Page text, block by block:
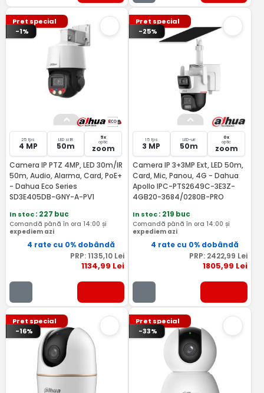
Pret special
-1%
25 fps
4 MP
LED si IR
50m
5x
optic
zoom
Camera IP PTZ 4MP, LED 30m/IR
50m, Audio, Alarma, Card, PoE+
- Dahua Eco Series
SD3E405DB-GNY-A-PV1
In stoc: 227 buc
Comandă până în ora 14:00 și
expediem azi
4 rate cu 0% dobândă
PRP: 1135,10Lei
1134,99 Lei
Pret special
-25%
15 fps
3 MP
LED-uri
50m
0x
optic
zoom
Camera IP 3+3MP Ext, LED 50m,
Card, Mic, Panou, 4G - Dahua
Apollo IPC-PTS2649C-3E3Z-
4GB20-3684/0280B-PRO
In stoc: 219 buc
Comandă până în ora 14:00 și
expediem azi
4 rate cu 0% dobândă
PRP: 2422,99 Lei
1805,99 Lei
Pret special
-16%
Pret special
-33%